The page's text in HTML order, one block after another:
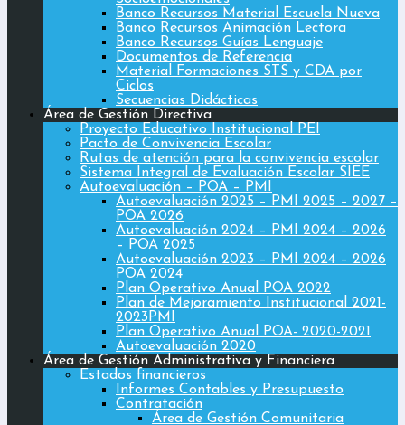
Banco Recursos Material Escuela Nueva
Banco Recursos Animación Lectora
Banco Recursos Guías Lenguaje
Documentos de Referencia
Material Formaciones STS y CDA por
Ciclos
Secuencias Didácticas
Área de Gestión Directiva
Proyecto Educativo Institucional PEI
Pacto de Convivencia Escolar
Rutas de atención para la convivencia escolar
Sistema Integral de Evaluación Escolar SIEE
Autoevaluación – POA – PMI
Autoevaluación 2025 – PMI 2025 – 2027 –
POA 2026
Autoevaluación 2024 – PMI 2024 – 2026
– POA 2025
Autoevaluación 2023 – PMI 2024 – 2026
POA 2024
Plan Operativo Anual POA 2022
Plan de Mejoramiento Institucional 2021-
2023PMI
Plan Operativo Anual POA- 2020-2021
Autoevaluación 2020
Área de Gestión Administrativa y Financiera
Estados financieros
Informes Contables y Presupuesto
Contratación
Área de Gestión Comunitaria